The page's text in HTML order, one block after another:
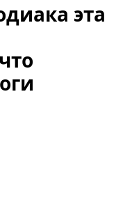
эта